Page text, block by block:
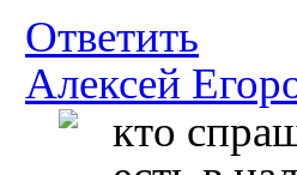
Ответить
Алексей
кто